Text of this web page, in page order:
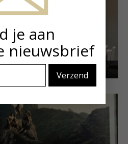
je aan
nieuwsbrief